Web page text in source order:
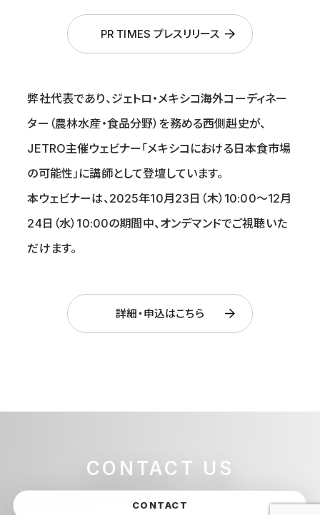
PR TIMES プレスリリース
弊社代表であり、ジェトロ・メキシコ海外コーディネー
ター（農林水産・食品分野）を務める西側赳史が、
JETRO主催ウェビナー「メキシコにおける日本食市場
の可能性」に講師として登壇しています。
本ウェビナーは、2025年10月23日（木）10:00～12月
24日（水）10:00の期間中、オンデマンドでご視聴いた
だけます。
詳細・申込はこちら
CONTACT US
CONTACT